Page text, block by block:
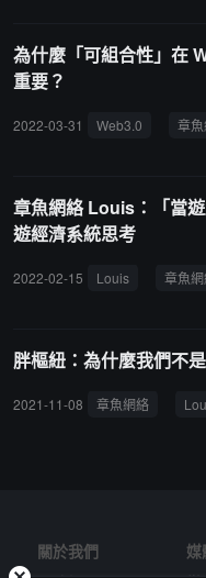
為什麼「可組合性」在
重要？
2022-03-31 Web3.0 章
章魚網絡 Louis：「當
遊經濟系統思考
2022-02-15 Louis 章魚
胖樞紐：為什麼我們不
2021-11-08 章魚網絡
關於我們